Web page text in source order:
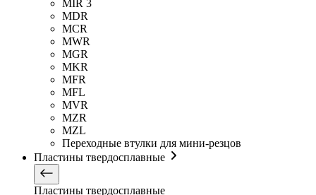
MIR 3
MDR
MCR
MWR
MGR
MKR
MFR
MFL
MVR
MZR
MZL
Переходные втулки для мини-резцов
Пластины твердосплавные
Пластины твердосплавные